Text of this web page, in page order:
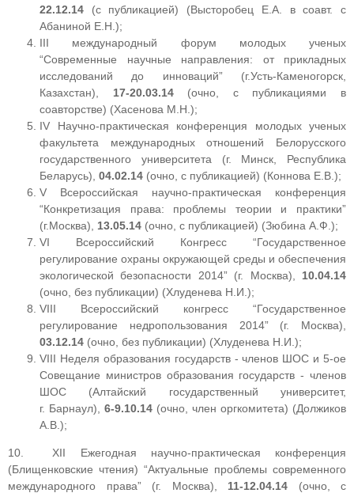
22.12.14 (с публикацией) (Высторобец Е.А. в соавт. с
Абаниной Е.Н.);
III международный форум молодых ученых
“Современные научные направления: от прикладных
исследований до инноваций” (г.Усть-Каменогорск,
Казахстан), 17-20.03.14(очно, с публикациями в
соавторстве) (Хасенова М.Н.);
IV Научно-практическая конференция молодых ученых
факультета международных отношений Белорусского
государственного университета (г. Минск, Республика
Беларусь), 04.02.14 (очно, с публикацией) (Коннова Е.В.);
V Всероссийская научно-практическая конференция
“Конкретизация права: проблемы теории и практики”
(г.Москва), 13.05.14 (очно, с публикацией) (Зюбина А.Ф.);
VI Всероссийский Конгресс “Государственное
регулирование охраны окружающей среды и обеспечения
экологической безопасности 2014” (г. Москва), 10.04.14
(очно, без публикации) (Хлуденева Н.И.);
VIII Всероссийский конгресс “Государственное
регулирование недропользования 2014” (г. Москва),
03.12.14 (очно, без публикации) (Хлуденева Н.И.);
VIII Неделя образования государств - членов ШОС и 5-ое
Совещание министров образования государств - членов
ШОС (Алтайский государственный университет,
г. Барнаул), 6-9.10.14 (очно, член оргкомитета) (Должиков
А.В.);
10. XII Ежегодная научно-практическая конференция
(Блищенковские чтения) “Актуальные проблемы современного
международного права” (г. Москва), 11-12.04.14 (очно, с